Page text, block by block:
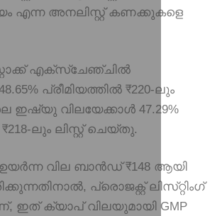
എന്ന അനലിസ്റ്റ് കണക്കുകളെ
എക്‌സ്‌ചേഞ്ചിൽ
പ്രീമിയത്തിൽ ₹220-ലും
ഇഷ്യു വിലയേക്കാൾ 47.29%
ലും ലിസ്റ്റ് ചെയ്തു.
വില ബാൻഡ് ₹148 ആയി
പ്രൊജക്റ്റ് ലിസ്‌റ്റിംഗ്
ഇത് ക്യാപ് വിലയുമായി GMP